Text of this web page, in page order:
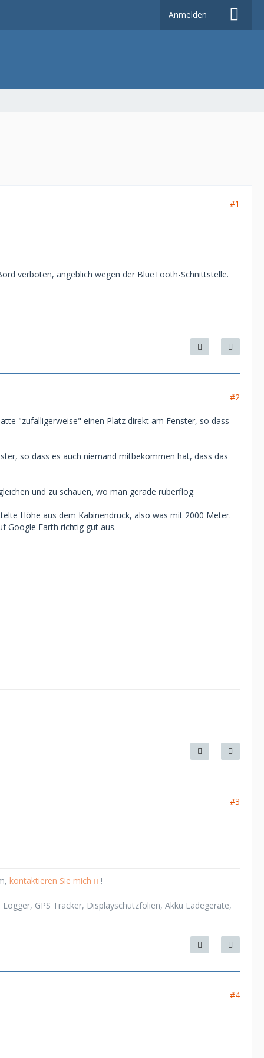
Anmelden
#1
verboten, angeblich wegen der BlueTooth-Schnittstelle.
#2
"zufälligerweise" einen Platz direkt am Fenster, so dass
so dass es auch niemand mitbekommen hat, dass das
und zu schauen, wo man gerade rüberflog.
Höhe aus dem Kabinendruck, also was mit 2000 Meter.
Google Earth richtig gut aus.
#3
kontaktieren Sie mich !
GPS Tracker, Displayschutzfolien, Akku Ladegeräte,
#4